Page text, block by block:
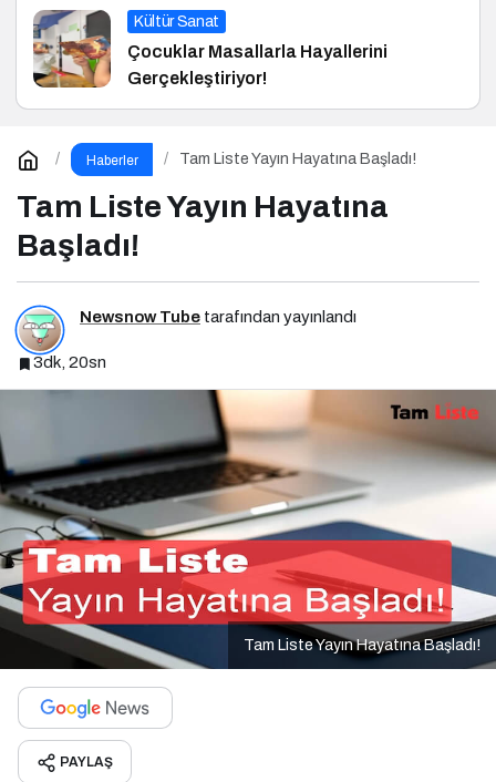
Kültür Sanat
Çocuklar Masallarla Hayallerini
Gerçekleştiriyor!
Haberler Tam Liste Yayın Hayatına Başladı!
Tam Liste Yayın Hayatına
Başladı!
Newsnow Tube tarafından yayınlandı
3dk, 20sn
Tam Liste Yayın Hayatına Başladı!
PAYLAŞ